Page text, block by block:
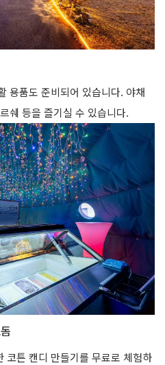
용품도 준비되어 있습니다. 야채
쉐 등을 즐기실 수 있습니다.
코튼 캔디 만들기를 무료로 체험하